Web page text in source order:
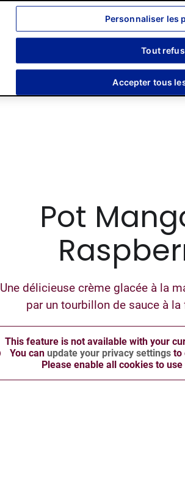
Devenir
Pot
Une délicieuse crème glacée à la
par un tourbillon de sauce à
This feature is not available with your
You can update your privacy settingsto
Please enable all cookies to
Personnaliser les
Tout
Accepter tous